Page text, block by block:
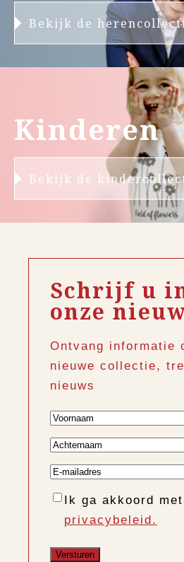
Bekijk de
Kinderen
Bekijk de
Schrijf u
onze
Ontvang informatie
nieuwe collectie,
nieuws
Voornaam
Achternaam
E-
mailadres
Instemming
Ik ga akkoord
privacybeleid.